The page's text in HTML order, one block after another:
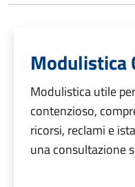
Modulistica
Modulistica utile
contenzioso,
ricorsi, reclami e
una consultazione